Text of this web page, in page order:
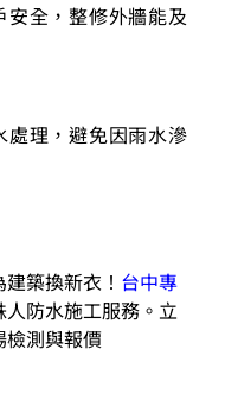
全，整修外牆能及
處理，避免因雨水滲
築換新衣！ 台中專
人防水施工服務。立
檢測與報價